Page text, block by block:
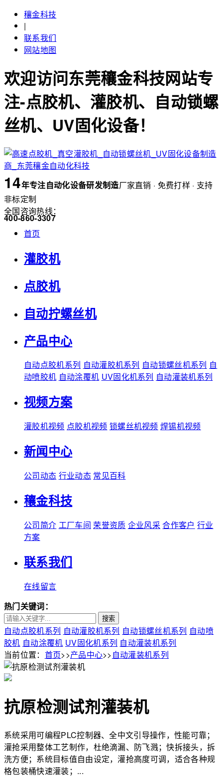
穰金科技
|
联系我们
网站地图
欢迎访问东莞穰金科技网站专
注-点胶机、灌胶机、自动锁螺
丝机、UV固化设备！
14年专注自动化设备研发制造厂家直销 · 免费打样 · 支持
非标定制
全国咨询热线：
400-860-3307
首页
灌胶机
点胶机
自动拧螺丝机
产品中心
自动点胶机系列 自动灌胶机系列 自动锁螺丝机系列 自
动喷胶机 自动涂覆机 UV固化机系列 自动灌装机系列
视频方案
灌胶机视频 点胶机视频 锁螺丝机视频 焊锡机视频
新闻中心
公司动态 行业动态 常见百科
穰金科技
公司简介 工厂车间 荣誉资质 企业风采 合作客户 行业
方案
联系我们
在线留言
热门关键词：
搜索
自动点胶机系列 自动灌胶机系列 自动锁螺丝机系列 自动喷
胶机 自动涂覆机 UV固化机系列 自动灌装机系列
当前位置： 首页>>产品中心>> 自动灌装机系列
抗原检测试剂灌装机
系统采用可编程PLC控制器、全中文引导操作，性能可靠；
灌抢采用整体工艺制作，杜绝滴漏、防飞溅；快拆接头，拆
洗方便；系统目标值自由设定，灌抢高度可调，适合各种规
格包装桶快速灌装；...